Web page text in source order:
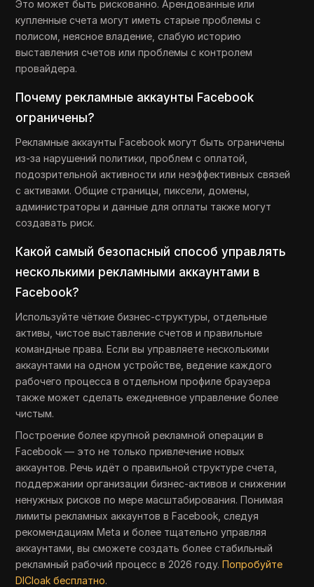
Это может быть рискованно. Арендованные или
купленные счета могут иметь старые проблемы с
полисом, неясное владение, слабую историю
выставления счетов или проблемы с контролем
провайдера.
Почему рекламные аккаунты Facebook
ограничены?
Рекламные аккаунты Facebook могут быть ограничены
из-за нарушений политики, проблем с оплатой,
подозрительной активности или неэффективных связей
с активами. Общие страницы, пиксели, домены,
администраторы и данные для оплаты также могут
создавать риск.
Какой самый безопасный способ управлять
несколькими рекламными аккаунтами в
Facebook?
Используйте чёткие бизнес-структуры, отдельные
активы, чистое выставление счетов и правильные
командные права. Если вы управляете несколькими
аккаунтами на одном устройстве, ведение каждого
рабочего процесса в отдельном профиле браузера
также может сделать ежедневное управление более
чистым.
Построение более крупной рекламной операции в
Facebook — это не только привлечение новых
аккаунтов. Речь идёт о правильной структуре счета,
поддержании организации бизнес-активов и снижении
ненужных рисков по мере масштабирования. Понимая
лимиты рекламных аккаунтов в Facebook, следуя
рекомендациям Meta и более тщательно управляя
аккаунтами, вы сможете создать более стабильный
рекламный рабочий процесс в 2026 году.Попробуйте
DICloak бесплатно.